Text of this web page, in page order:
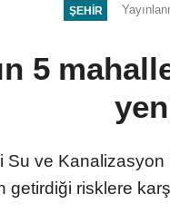
ŞEHIR
5
ve
getirdiği risklere